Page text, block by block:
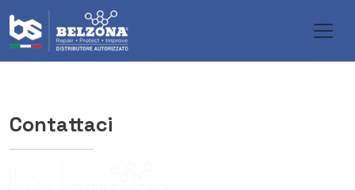
Contattaci